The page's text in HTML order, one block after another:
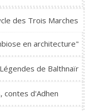
des Trois Marches
en architecture"
de Balthnaïr
contes d'Adhen